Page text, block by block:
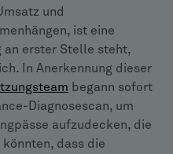
und
ist eine
an erster Stelle steht,
In Anerkennung dieser
begann sofort
Diagnosescan, um
aufzudecken, die
dass die